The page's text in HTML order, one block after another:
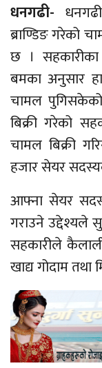
धनगढी-
ब्राण्डिङगरेको
छ ।
बमका अनुसार
चामल
बिक्री गरेको
चामल बिक्री
हजार सेयर
आफ्ना सेयर
गराउने उद्देश्यले
सहकारीले
खाद्य गोदाम